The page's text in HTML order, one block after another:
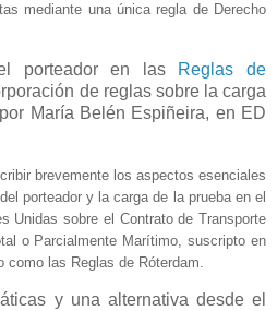
mediante una única regla de Derecho
porteador en las Reglas de
de reglas sobre la carga
María Belén Espiñeira, en ED
brevemente los aspectos esenciales
porteador y la carga de la prueba en el
Unidas sobre el Contrato de Transporte
o Parcialmente Marítimo, suscripto en
las Reglas de Róterdam.
y una alternativa desde el